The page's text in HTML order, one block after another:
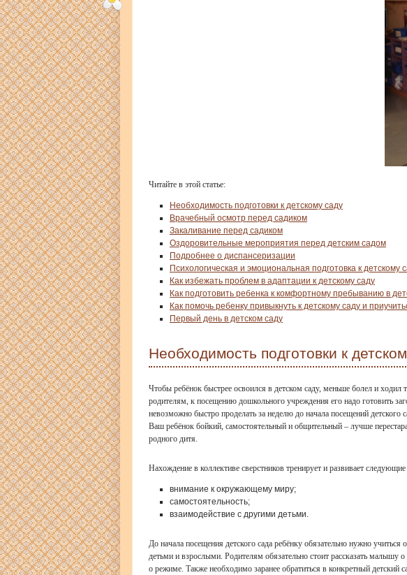
Читайте в этой статье:
Необходимость подготовки к детскому саду
Врачебный осмотр перед садиком
Закаливание перед садиком
Оздоровительные мероприятия перед детским садом
Подробнее о диспансеризации
Психологическая и эмоциональная подготовка к детскому
Как избежать проблем в адаптации к детскому саду
Как подготовить ребенка к комфортному пребыванию в
Как помочь ребенку привыкнуть к детскому саду и
Первый день в детском саду
Необходимость подготовки к
Чтобы ребёнок быстрее освоился в детском саду, меньше болел и
родителям, к посещению дошкольного учреждения его надо готовить
невозможно быстро проделать за неделю до начала посещений детского
Ваш ребёнок бойкий, самостоятельный и общительный – лучше
родного дитя.
Нахождение в коллективе сверстников тренирует и развивает следующие
внимание к окружающему миру;
самостоятельность;
взаимодействие с другими детьми.
До начала посещения детского сада ребёнку обязательно нужно
детьми и взрослыми. Родителям обязательно стоит рассказать малышу
о режиме. Также необходимо заранее обратиться в конкретный детский